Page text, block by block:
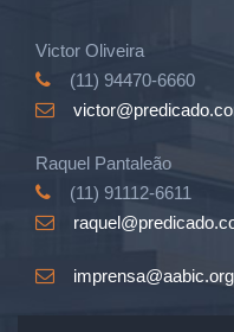
Victor Oliveira
(11) 94470-6660
Raquel Pantaleão
(11) 91112-6611